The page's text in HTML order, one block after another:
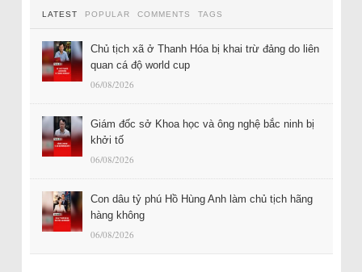
LATEST POPULAR COMMENTS TAGS
Chủ tịch xã ở Thanh Hóa bị khai trừ đảng do liên
quan cá độ world cup
06/08/2026
Giám đốc sở Khoa học và ông nghệ bắc ninh bị
khởi tố
06/08/2026
Con dâu tỷ phú Hồ Hùng Anh làm chủ tịch hãng
hàng không
06/08/2026